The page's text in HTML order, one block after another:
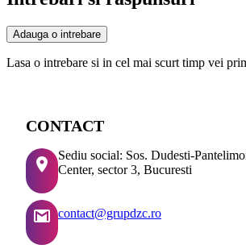
Adauga o intrebare
Lasa o intrebare si in cel mai scurt timp vei
CONTACT
Sediu social: Sos. Dudesti-
Center, sector 3, Bucuresti
contact@grupdzc.ro